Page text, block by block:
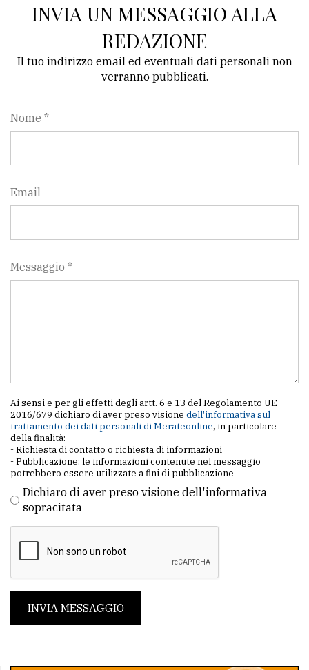
INVIA UN MESSAGGIO ALLA
REDAZIONE
Il tuo indirizzo email ed eventuali dati personali non
verranno pubblicati.
Nome *
Email
Messaggio *
Ai sensi e per gli effetti degli artt. 6 e 13 del Regolamento UE
2016/679 dichiaro di aver preso visione dell'informativa sul
trattamento dei dati personali di Merateonline, in particolare
della finalità:
- Richiesta di contatto o richiesta di informazioni
- Pubblicazione: le informazioni contenute nel messaggio
potrebbero essere utilizzate a fini di pubblicazione
Dichiaro di aver preso visione dell'informativa
sopracitata
INVIA MESSAGGIO